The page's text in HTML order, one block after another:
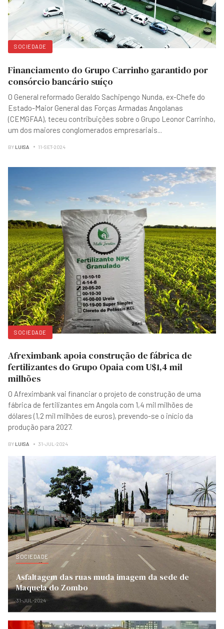
SOCIEDADE
Financiamento do Grupo Carrinho garantido por
consórcio bancário suíço
O General reformado Geraldo Sachipengo Nunda, ex-Chefe do
Estado-Maior General das Forças Armadas Angolanas
(CEMGFAA), teceu contribuições sobre o Grupo Leonor Carrinho,
um dos maiores conglomerados empresariais
BY LUISA 11-SET-2024
SOCIEDADE
Afreximbank apoia construção de fábrica de
fertilizantes do Grupo Opaia com U$1,4 mil
milhões
O Afreximbank vai financiar o projeto de construção de uma
fábrica de fertilizantes em Angola com 1,4 mil milhões de
dólares (1,2 mil milhões de euros), prevendo-se o início da
produção para 2027.
BY LUISA 31-JUL-2024
SOCIEDADE
Asfaltagem das ruas muda imagem da sede de
Maquela do Zombo
31-JUL-2024